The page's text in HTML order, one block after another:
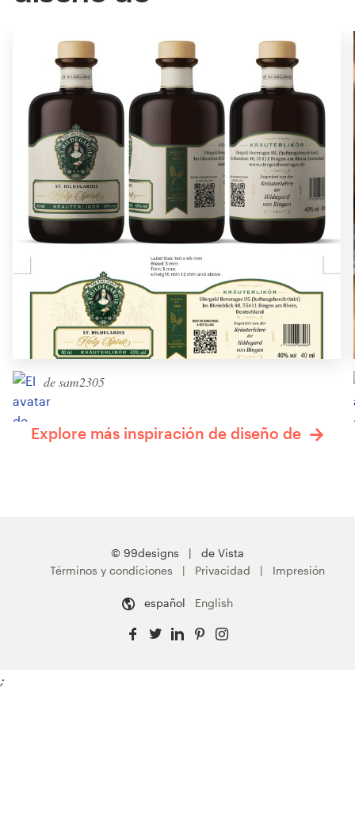
de sam2305
Explore más inspiración de diseño de
© 99designs
de Vista
Términos y condiciones
Privacidad Impresión
español English
;